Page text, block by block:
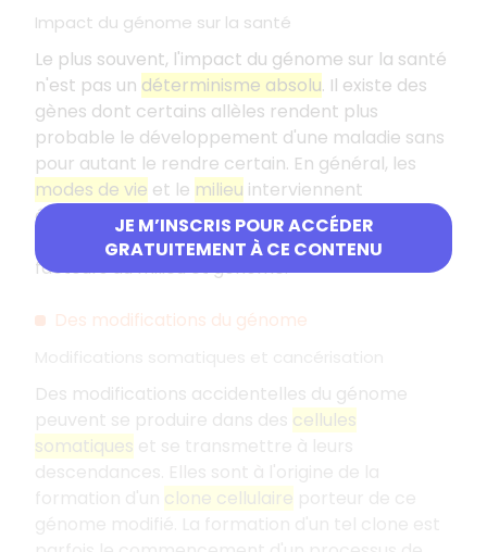
JE M’INSCRIS POUR ACCÉDER
GRATUITEMENT À CE CONTENU
Impact du génome sur la santé
Le plus souvent, l'impact du génome sur la santé
n'est pas un déterminisme absolu. Il existe des
gènes dont certains allèles rendent plus
probable le développement d'une maladie sans
pour autant le rendre certain. En général, les
modes de vie et le milieu interviennent
également, et le développement d'une maladie
dépend alors de l'interaction complexe entre
facteurs du milieu et génome.
Des modifications du génome
Des modifications accidentelles du génome
peuvent se produire dans des cellules
somatiques et se transmettre à leurs
clone cellulaire